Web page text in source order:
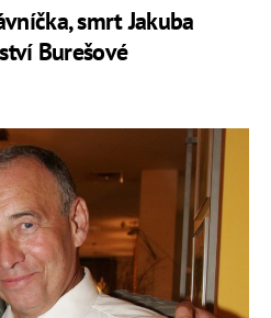
smrt Jakuba
Burešové